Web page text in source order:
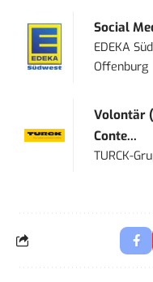
Social
EDEKA
Offenburg
Volontär
Conte...
TURCK-